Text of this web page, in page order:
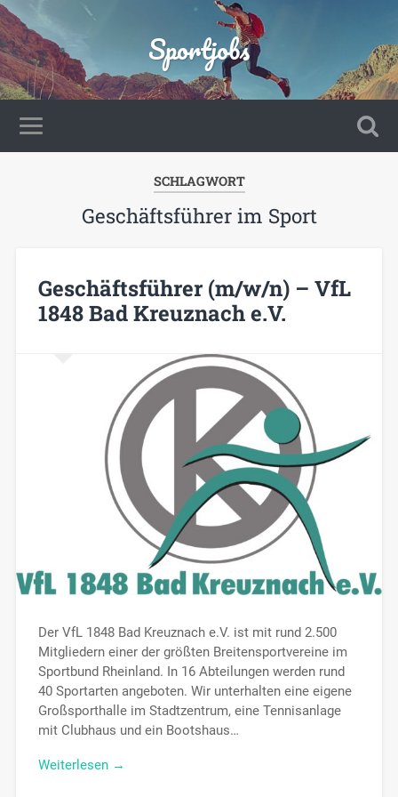
Sportjobs
SCHLAGWORT
Geschäftsführer im Sport
Geschäftsführer (m/w/n) – VfL
1848 Bad Kreuznach e.V.
Der VfL 1848 Bad Kreuznach e.V. ist mit rund 2.500
Mitgliedern einer der größten Breitensportvereine im
Sportbund Rheinland. In 16 Abteilungen werden rund
40 Sportarten angeboten. Wir unterhalten eine eigene
Großsporthalle im Stadtzentrum, eine Tennisanlage
mit Clubhaus und ein Bootshaus…
Weiterlesen →